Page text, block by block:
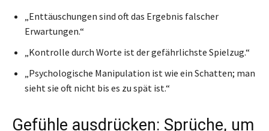
„Enttäuschungen sind oft das Ergebnis falscher
Erwartungen.“
„Kontrolle durch Worte ist der gefährlichste Spielzug.“
„Psychologische Manipulation ist wie ein Schatten; man
sieht sie oft nicht bis es zu spät ist.“
Gefühle ausdrücken: Sprüche, um